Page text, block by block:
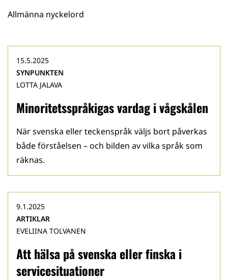
Allmänna nyckelord
Minoritetsspråkigas vardag i vågskålen
15.5.2025
SYNPUNKTEN
LOTTA JALAVA
När svenska eller teckenspråk väljs bort påverkas
både förståelsen – och bilden av vilka språk som
räknas.
Att hälsa på svenska eller finska i
servicesituationer
9.1.2025
ARTIKLAR
EVELIINA TOLVANEN